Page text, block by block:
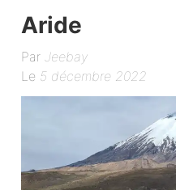
Aride
ParJeebay
Le 5 décembre 2022